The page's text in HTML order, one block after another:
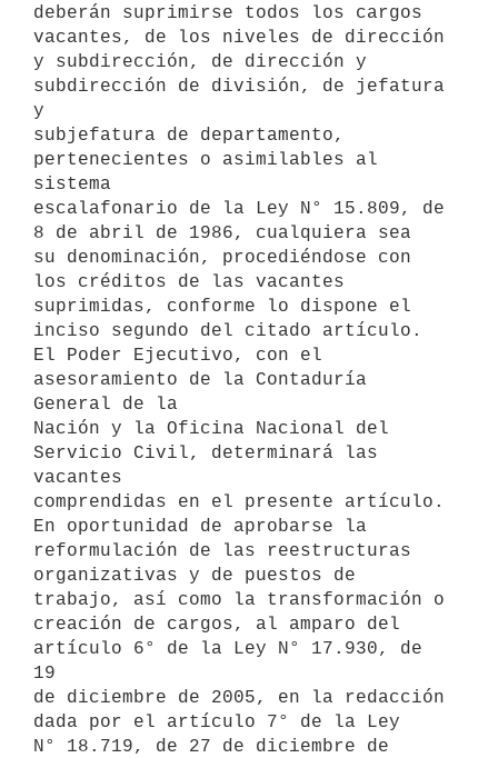
deberán suprimirse todos los cargos
vacantes, de los niveles de dirección
y subdirección, de dirección y
subdirección de división, de jefatura
y
subjefatura de departamento,
pertenecientes o asimilables al
sistema
escalafonario de la Ley N° 15.809, de
8 de abril de 1986, cualquiera sea
su denominación, procediéndose con
los créditos de las vacantes
suprimidas, conforme lo dispone el
inciso segundo del citado artículo.
El Poder Ejecutivo, con el
asesoramiento de la Contaduría
General de la
Nación y la Oficina Nacional del
Servicio Civil, determinará las
vacantes
comprendidas en el presente artículo.
En oportunidad de aprobarse la
reformulación de las reestructuras
organizativas y de puestos de
trabajo, así como la transformación o
creación de cargos, al amparo del
artículo 6° de la Ley N° 17.930, de
19
de diciembre de 2005, en la redacción
dada por el artículo 7° de la Ley
N° 18.719, de 27 de diciembre de